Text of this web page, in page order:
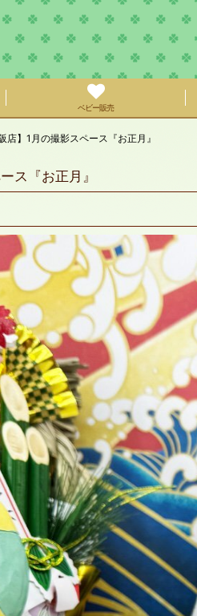
ベビー販売
店】1月の撮影スペース『お正月』
ス『お正月』